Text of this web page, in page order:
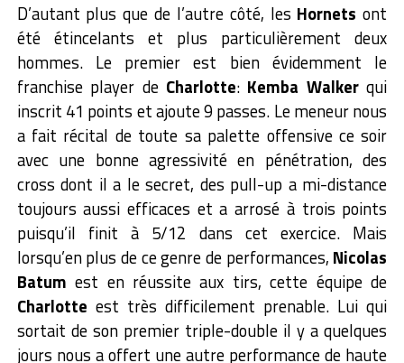
D’autant plus que de l’autre côté, les Hornets ont
été étincelants et plus particulièrement deux
hommes. Le premier est bien évidemment le
franchise player de Charlotte: Kemba Walkerqui
inscrit 41 points et ajoute 9 passes. Le meneur nous
a fait récital de toute sa palette offensive ce soir
avec une bonne agressivité en pénétration, des
cross dont il a le secret, des pull-up a mi-distance
toujours aussi efficaces et a arrosé à trois points
puisqu’il finit à 5/12 dans cet exercice. Mais
lorsqu’en plus de ce genre de performances, Nicolas
Batum est en réussite aux tirs, cette équipe de
Charlotte est très difficilement prenable. Lui qui
sortait de son premier triple-double il y a quelques
jours nous a offert une autre performance de haute